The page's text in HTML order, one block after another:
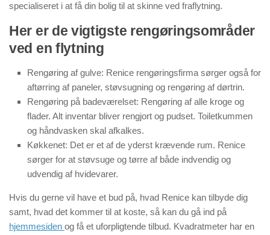
specialiseret i at få din bolig til at skinne ved fraflytning.
Her er de vigtigste rengøringsområder
ved en flytning
Rengøring af gulve: Renice rengøringsfirma sørger også for
aftørring af paneler, støvsugning og rengøring af dørtrin.
Rengøring på badeværelset: Rengøring af alle kroge og
flader. Alt inventar bliver rengjort og pudset. Toiletkummen
og håndvasken skal afkalkes.
Køkkenet: Det er et af de yderst krævende rum. Renice
sørger for at støvsuge og tørre af både indvendig og
udvendig af hvidevarer.
Hvis du gerne vil have et bud på, hvad Renice kan tilbyde dig
samt, hvad det kommer til at koste, så kan du gå ind på
hjemmesiden og få et uforpligtende tilbud. Kvadratmeter har en